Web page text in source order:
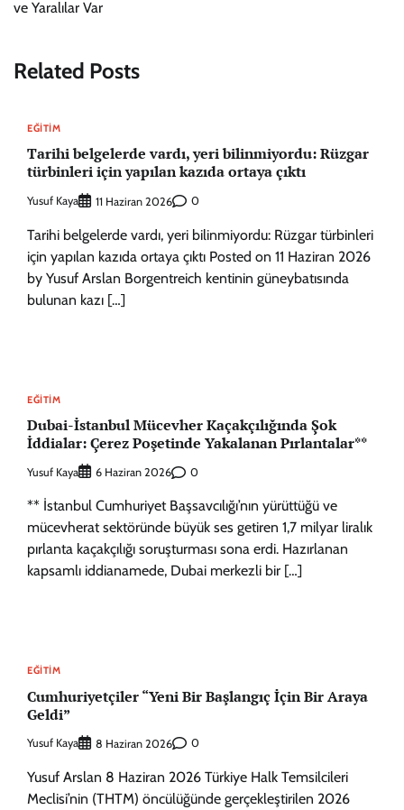
ve Yaralılar Var
Related Posts
EĞITIM
Tarihi belgelerde vardı, yeri bilinmiyordu: Rüzgar
türbinleri için yapılan kazıda ortaya çıktı
Yusuf Kaya 11 Haziran 2026 0
Tarihi belgelerde vardı, yeri bilinmiyordu: Rüzgar türbinleri
için yapılan kazıda ortaya çıktı Posted on 11 Haziran 2026
by Yusuf Arslan Borgentreich kentinin güneybatısında
bulunan kazı […]
EĞITIM
Dubai-İstanbul Mücevher Kaçakçılığında Şok
İddialar: Çerez Poşetinde Yakalanan Pırlantalar**
Yusuf Kaya 6 Haziran 2026 0
** İstanbul Cumhuriyet Başsavcılığı’nın yürüttüğü ve
mücevherat sektöründe büyük ses getiren 1,7 milyar liralık
pırlanta kaçakçılığı soruşturması sona erdi. Hazırlanan
kapsamlı iddianamede, Dubai merkezli bir […]
EĞITIM
Cumhuriyetçiler “Yeni Bir Başlangıç İçin Bir Araya
Geldi”
Yusuf Kaya 8 Haziran 2026 0
Yusuf Arslan 8 Haziran 2026 Türkiye Halk Temsilcileri
Meclisi’nin (THTM) öncülüğünde gerçekleştirilen 2026